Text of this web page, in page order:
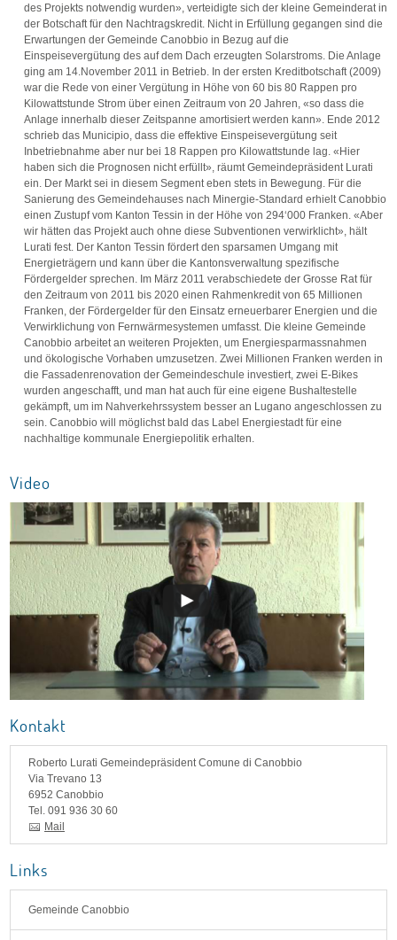
des Projekts notwendig wurden», verteidigte sich der kleine Gemeinderat in
der Botschaft für den Nachtragskredit. Nicht in Erfüllung gegangen sind die
Erwartungen der Gemeinde Canobbio in Bezug auf die
Einspeisevergütung des auf dem Dach erzeugten Solarstroms. Die Anlage
ging am 14.November 2011 in Betrieb. In der ersten Kreditbotschaft (2009)
war die Rede von einer Vergütung in Höhe von 60 bis 80 Rappen pro
Kilowattstunde Strom über einen Zeitraum von 20 Jahren, «so dass die
Anlage innerhalb dieser Zeitspanne amortisiert werden kann». Ende 2012
schrieb das Municipio, dass die effektive Einspeisevergütung seit
Inbetriebnahme aber nur bei 18 Rappen pro Kilowattstunde lag. «Hier
haben sich die Prognosen nicht erfüllt», räumt Gemeindepräsident Lurati
ein. Der Markt sei in diesem Segment eben stets in Bewegung. Für die
Sanierung des Gemeindehauses nach Minergie-Standard erhielt Canobbio
einen Zustupf vom Kanton Tessin in der Höhe von 294‘000 Franken. «Aber
wir hätten das Projekt auch ohne diese Subventionen verwirklicht», hält
Lurati fest. Der Kanton Tessin fördert den sparsamen Umgang mit
Energieträgern und kann über die Kantonsverwaltung spezifische
Fördergelder sprechen. Im März 2011 verabschiedete der Grosse Rat für
den Zeitraum von 2011 bis 2020 einen Rahmenkredit von 65 Millionen
Franken, der Fördergelder für den Einsatz erneuerbarer Energien und die
Verwirklichung von Fernwärmesystemen umfasst. Die kleine Gemeinde
Canobbio arbeitet an weiteren Projekten, um Energiesparmassnahmen
und ökologische Vorhaben umzusetzen. Zwei Millionen Franken werden in
die Fassadenrenovation der Gemeindeschule investiert, zwei E-Bikes
wurden angeschafft, und man hat auch für eine eigene Bushaltestelle
gekämpft, um im Nahverkehrssystem besser an Lugano angeschlossen zu
sein. Canobbio will möglichst bald das Label Energiestadt für eine
nachhaltige kommunale Energiepolitik erhalten.
Video
Kontakt
Roberto Lurati Gemeindepräsident Comune di Canobbio
Via Trevano 13
6952 Canobbio
Tel. 091 936 30 60
Mail
Links
Gemeinde Canobbio